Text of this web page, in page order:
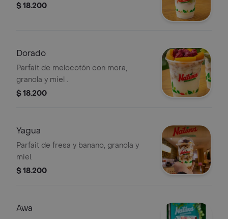
$ 18.200
Dorado
Parfait de melocotón con mora,
granola y miel .
$ 18.200
Yagua
Parfait de fresa y banano, granola y
miel.
$ 18.200
Awa